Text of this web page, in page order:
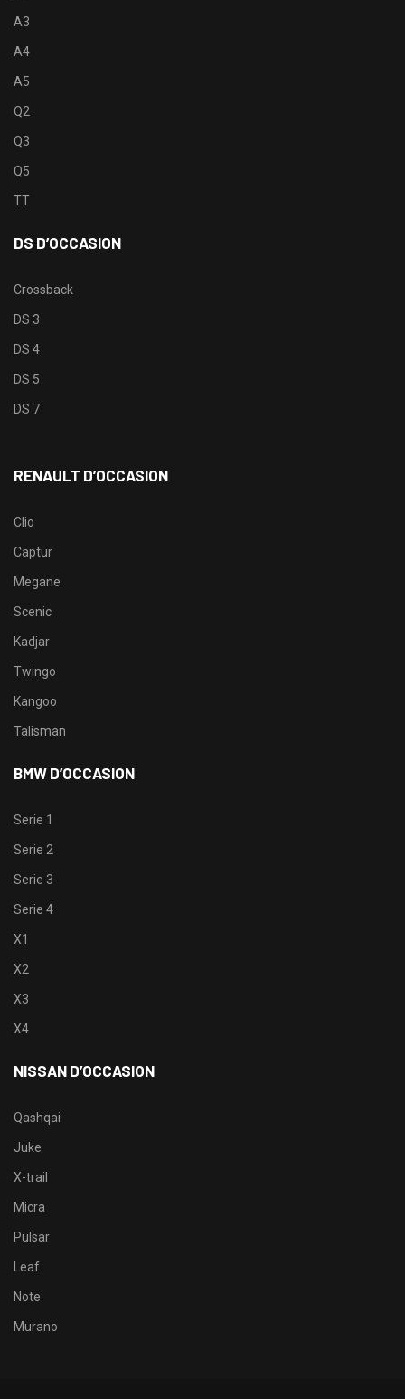
A3
A4
A5
Q2
Q3
Q5
TT
DS D’OCCASION
Crossback
DS 3
DS 4
DS 5
DS 7
RENAULT D’OCCASION
Clio
Captur
Megane
Scenic
Kadjar
Twingo
Kangoo
Talisman
BMW D’OCCASION
Serie 1
Serie 2
Serie 3
Serie 4
X1
X2
X3
X4
NISSAN D’OCCASION
Qashqai
Juke
X-trail
Micra
Pulsar
Leaf
Note
Murano